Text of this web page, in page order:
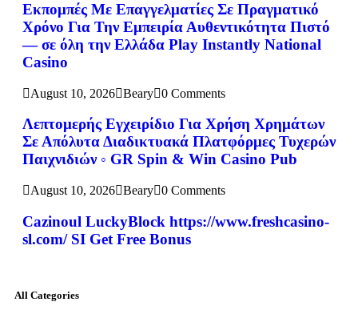
Εκπομπές Με Επαγγελματίες Σε Πραγματικό
Χρόνο Για Την Εμπειρία Αυθεντικότητα Πιστό
— σε όλη την Ελλάδα Play Instantly National
Casino
August 10, 2026 Beary 0 Comments
Λεπτομερής Εγχειρίδιο Για Χρήση Χρημάτων
Σε Απόλυτα Διαδικτυακά Πλατφόρμες Τυχερών
Παιχνιδιών ◦ GR Spin & Win Casino Pub
August 10, 2026 Beary 0 Comments
Cazinoul LuckyBlock https://www.freshcasino-
sl.com/ SI Get Free Bonus
All Categories